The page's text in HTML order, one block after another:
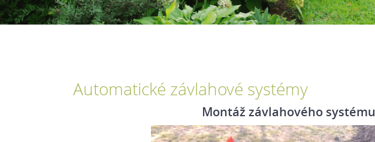
Automatické závlahové systémy
Montáž závlahového systému